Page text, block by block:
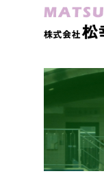
地盤改良工事